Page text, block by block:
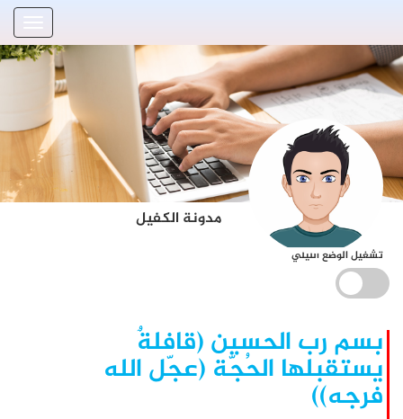
مدونة الكفيل
تشغيل الوضع الليلي
بسم رب الحسين (قافلةٌ
يستقبلها الحُجّة (عجّل الله
فرجه))